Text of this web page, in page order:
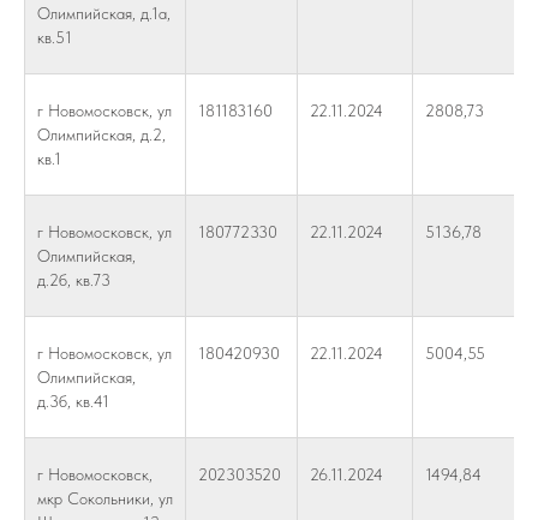
Олимпийская, д.1а,
кв.51
г Новомосковск, ул
Олимпийская, д.2,
кв.1
181183160 22.11.2024 2808,73
г Новомосковск, ул
Олимпийская,
д.2б, кв.73
180772330 22.11.2024 5136,78
г Новомосковск, ул
Олимпийская,
д.3б, кв.41
180420930 22.11.2024 5004,55
г Новомосковск,
мкр Сокольники, ул
202303520 26.11.2024 1494,84